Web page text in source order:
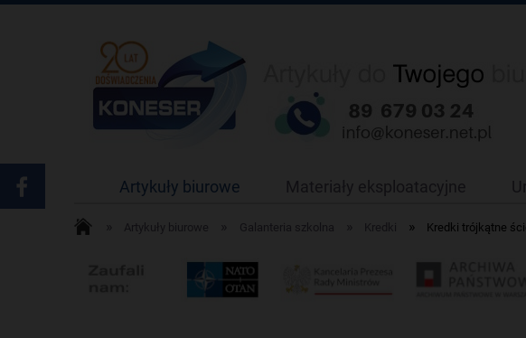
Artykuły biurowe Materiały eksploatacyjne
Artykuły biurowe Galanteria szkolna Kredki » Kredki trójkątne